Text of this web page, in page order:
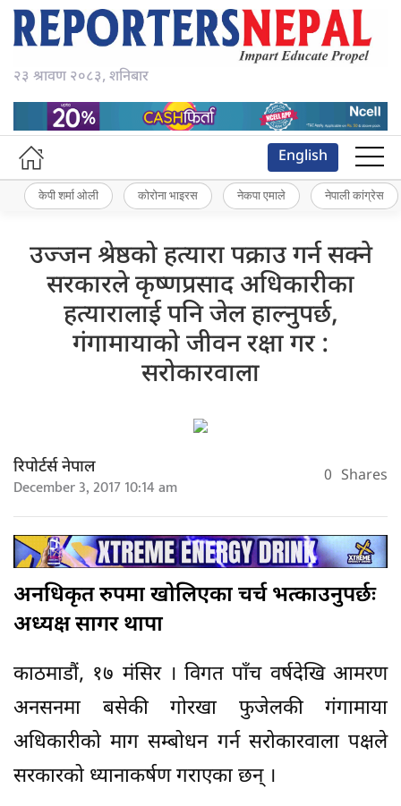
२३ श्रावण २०८३, शनिबार
English
केपी शर्मा ओली कोरोना भाइरस नेकपा एमाले नेपाली कांग्रेस
उज्जन श्रेष्ठको हत्यारा पक्राउ गर्न सक्ने
सरकारले कृष्णप्रसाद अधिकारीका
हत्यारालाई पनि जेल हाल्नुपर्छ,
गंगामायाको जीवन रक्षा गर :
सरोकारवाला
रिपोर्टर्स नेपाल
December 3, 2017 10:14 am 0 Shares
अनधिकृत रुपमा खोलिएका चर्च भत्काउनुपर्छः
अध्यक्ष सागर थापा
काठमाडौं, १७ मंसिर । विगत पाँच वर्षदेखि आमरण
अनसनमा बसेकी गोरखा फुजेलकी गंगामाया
अधिकारीको माग सम्बोधन गर्न सरोकारवाला पक्षले
सरकारको ध्यानाकर्षण गराएका छन् ।